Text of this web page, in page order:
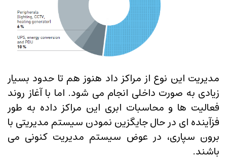
مدیریت این نوع از مراکز داد هنوز هم تا حدود بسیار
زیادی به صورت داخلی انجام می شود. اما با آغاز روند
فعالیت ها و محاسبات ابری این مراکز داده به طور
فزآینده ای در حال جایگزین نمودن سیستم مدیریتی با
برون سپاری، در عوض سیستم مدیریت کنونی می
باشند.